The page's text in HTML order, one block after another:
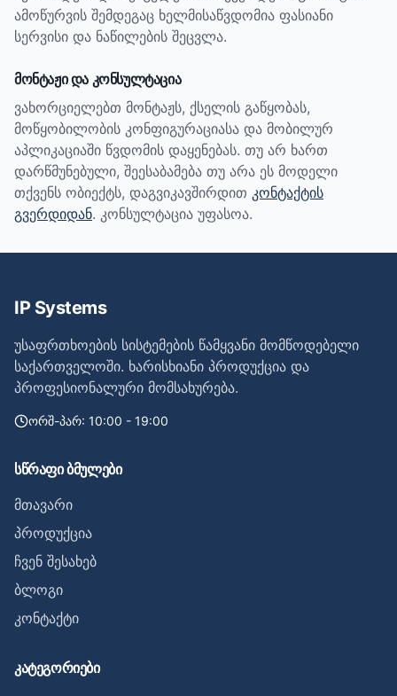
ამოწურვის შემდეგაც ხელმისაწვდომია ფასიანი
სერვისი და ნაწილების შეცვლა.
მონტაჟი და კონსულტაცია
ვახორციელებთ მონტაჟს, ქსელის გაწყობას,
მოწყობილობის კონფიგურაციასა და მობილურ
აპლიკაციაში წვდომის დაყენებას. თუ არ ხართ
დარწმუნებული, შეესაბამება თუ არა ეს მოდელი
თქვენს ობიექტს, დაგვიკავშირდით კონტაქტის
გვერდიდან. კონსულტაცია უფასოა.
IP Systems
უსაფრთხოების სისტემების წამყვანი მომწოდებელი
საქართველოში. ხარისხიანი პროდუქცია და
პროფესიონალური მომსახურება.
ორშ-პარ: 10:00 - 19:00
სწრაფი ბმულები
მთავარი
პროდუქცია
ჩვენ შესახებ
ბლოგი
კონტაქტი
კატეგორიები